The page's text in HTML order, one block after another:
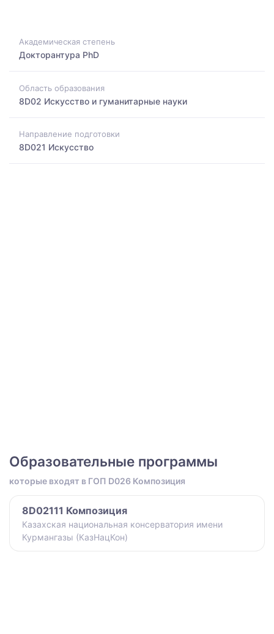
Академическая степень
Докторантура PhD
Область образования
8D02 Искусство и гуманитарные науки
Направление подготовки
8D021 Искусство
Образовательные программы
которые входят в ГОП D026 Композиция
8D02111 Композиция
Казахская национальная консерватория имени
Курмангазы (КазНацКон)